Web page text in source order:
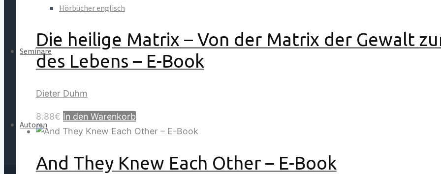
Hörbücher englisch
Seminare
Autoren
Die heilige Matrix – Von der Matrix der Gewalt
des Lebens – E-Book
Dieter Duhm
8.88€ In den Warenkorb
And They Knew Each Other – E-Book